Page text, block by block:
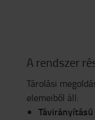
A rendszer
Tárolási
elemeiből áll: